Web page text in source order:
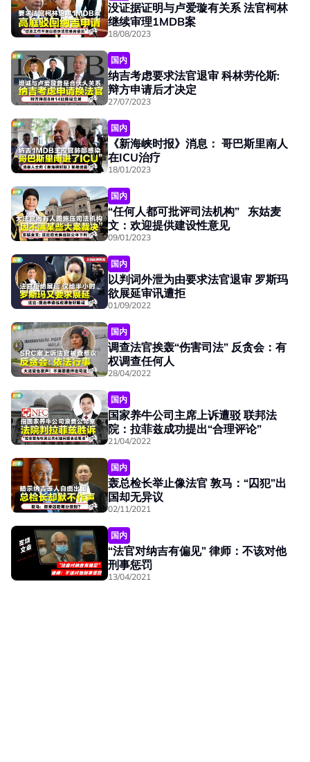
没证据证明与卢爱璇有关系 法官柯林
继续审理1MDB案
18/08/2023
国内
纳吉考虑要求法官退审 科林劳伦斯:
辩方申请后才决定
27/07/2023
国内
《新海峡时报》消息： 哥巴斯里南人
在ICU治疗
18/01/2023
国内
“任何人都可批评司法机构” 东姑麦
文：欢迎提供建设性意见
09/01/2023
国内
以判词外泄为由要求法官退审 罗斯玛
欲展延审讯遭拒
01/09/2022
国内
调查法官挨轰“伤害司法” 反贪会：有
权调查任何人
28/04/2022
国内
国家养牛公司主席上诉遭驳 联邦法
院：拉菲兹成功提出“合理评论”
21/04/2022
国内
轰总检长举止像法官 敦马：“囚犯”出
国却无异议
02/11/2021
国内
“法官对纳吉有偏见” 律师：不该对他
刑事惩罚
13/04/2021